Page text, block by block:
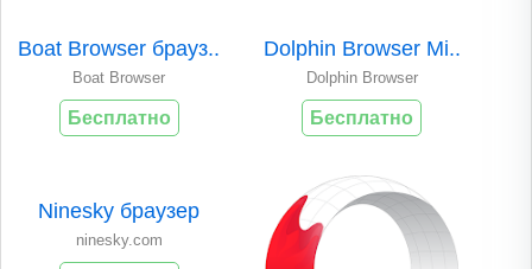
Boat Browser брауз..
Boat Browser
Бесплатно
Dolphin Browser Mi..
Dolphin Browser
Бесплатно
Ninesky браузер
ninesky.com